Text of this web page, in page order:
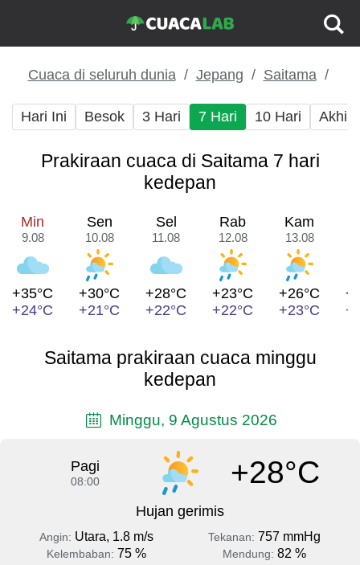
Cuaca di seluruh dunia Jepang Saitama
Hari Ini Besok 3 Hari 7 Hari 10 Hari Akhir
Prakiraan cuaca di Saitama 7 hari
kedepan
Min
9.08
+35°C
+24°C
Sen
10.08
+30°C
+21°C
Sel
11.08
+28°C
+22°C
Rab
12.08
+23°C
+22°C
Kam
13.08
+26°C
+23°C
Saitama prakiraan cuaca minggu
kedepan
Minggu, 9 Agustus 2026
Pagi
08:00 +28°C
Hujan gerimis
Angin: Utara, 1.8 m/s Tekanan: 757 mmHg
Kelembaban: 75 % Mendung: 82 %